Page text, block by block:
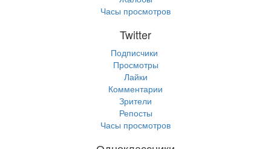
Часы просмотров
Twitter
Подписчики
Просмотры
Лайки
Комментарии
Зрители
Репосты
Часы просмотров